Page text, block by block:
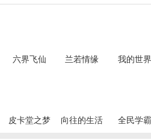
六界飞仙
兰若情缘
我的世界
皮卡堂之梦
向往的生活 全民学霸